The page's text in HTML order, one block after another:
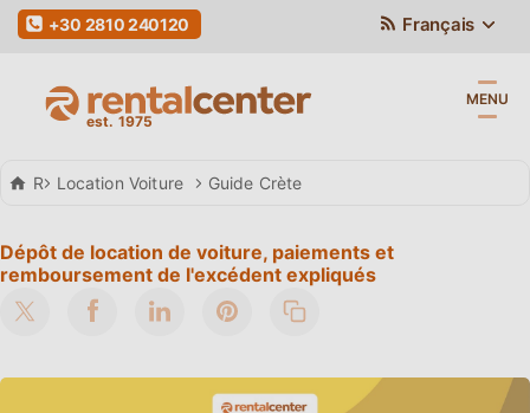
Français
+30 2810 240120
MENU
Rental Center Crete
Location Voiture Guide Crète
Dépôt de location de voiture, paiements et
remboursement de l'excédent expliqués